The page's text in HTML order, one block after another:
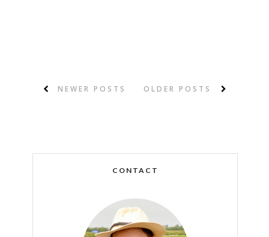
NEWER POSTS OLDER POSTS
CONTACT